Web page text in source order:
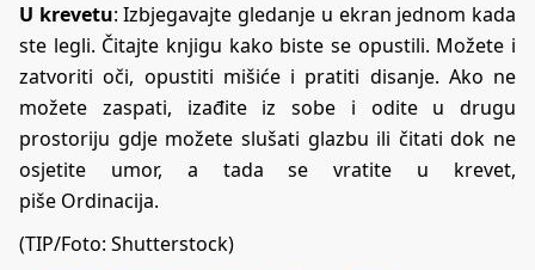
U krevetu: Izbjegavajte gledanje u ekran jednom kada
ste legli. Čitajte knjigu kako biste se opustili. Možete i
zatvoriti oči, opustiti mišiće i pratiti disanje. Ako ne
možete zaspati, izađite iz sobe i odite u drugu
prostoriju gdje možete slušati glazbu ili čitati dok ne
osjetite umor, a tada se vratite u krevet,
piše Ordinacija.
(TIP/Foto: Shutterstock)